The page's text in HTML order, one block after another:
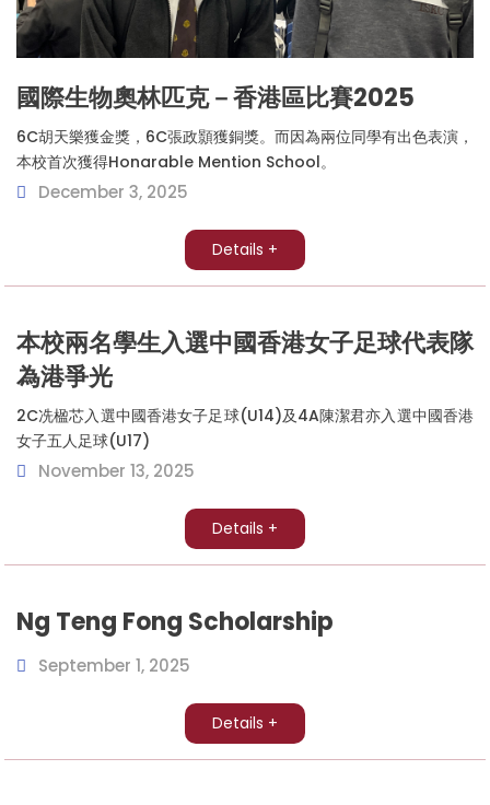
國際生物奧林匹克－香港區比賽2025
6C胡天樂獲金獎，6C張政顥獲銅獎。而因為兩位同學有出色表演，
本校首次獲得Honarable Mention School。
December 3, 2025
Details +
本校兩名學生入選中國香港女子足球代表隊
為港爭光
2C冼楹芯入選中國香港女子足球(U14)及4A陳潔君亦入選中國香港
女子五人足球(U17)
November 13, 2025
Details +
Ng Teng Fong Scholarship
September 1, 2025
Details +